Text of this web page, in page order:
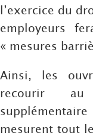
l’exercice du
employeurs
« mesures
Ainsi, les
recourir
mesurent tout